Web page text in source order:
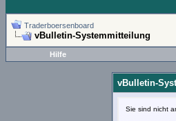
Traderboersenboard
vBulletin-Systemmitteilung
Hilfe
vBulletin-
Sie sind nicht